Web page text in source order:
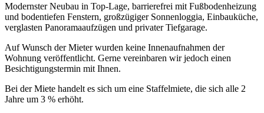
Modernster Neubau in Top-Lage, barrierefrei mit Fußbodenheizung
und bodentiefen Fenstern, großzügiger Sonnenloggia, Einbauküche,
verglasten Panoramaaufzügen und privater Tiefgarage.
Auf Wunsch der Mieter wurden keine Innenaufnahmen der
Wohnung veröffentlicht. Gerne vereinbaren wir jedoch einen
Besichtigungstermin mit Ihnen.
Bei der Miete handelt es sich um eine Staffelmiete, die sich alle 2
Jahre um 3 % erhöht.